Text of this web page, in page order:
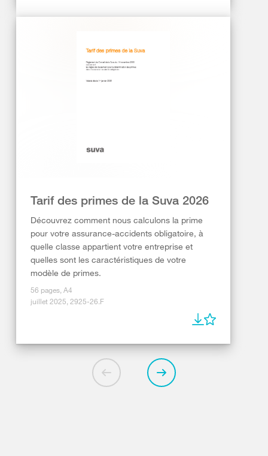
Tarif des primes de la Suva 2026
Découvrez comment nous calculons la prime
pour votre assurance-accidents obligatoire, à
quelle classe appartient votre entreprise et
quelles sont les caractéristiques de votre
modèle de primes.
56 pages, A4
juillet 2025, 2925-26.F